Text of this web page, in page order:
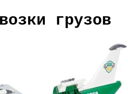
грузов